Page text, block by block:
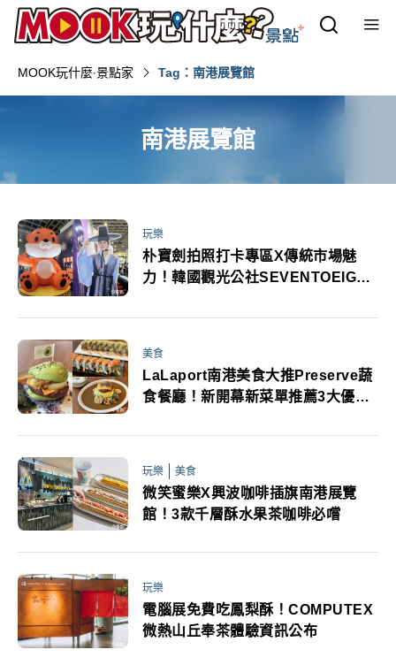
MOOK玩什麼‧景點家 Tag：南港展覽館
南港展覽館
玩樂
朴寶劍拍照打卡專區X傳統市場魅
力！韓國觀光公社SEVENTOEIGHT
美食
LaLaport南港美食大推Preserve蔬
食餐廳！新開幕新菜單推薦3大優惠
玩樂 美食
微笑蜜樂X興波咖啡插旗南港展覽
館！3款千層酥水果茶咖啡必嚐
玩樂
電腦展免費吃鳳梨酥！COMPUTEX
微熱山丘奉茶體驗資訊公布